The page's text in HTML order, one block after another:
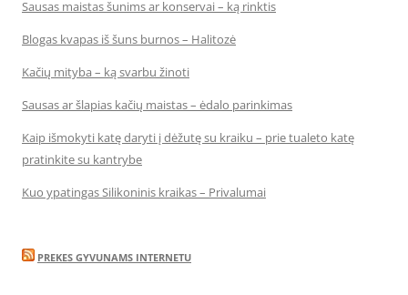
Sausas maistas šunims ar konservai – ką rinktis
Blogas kvapas iš šuns burnos – Halitozė
Kačių mityba – ką svarbu žinoti
Sausas ar šlapias kačių maistas – ėdalo parinkimas
Kaip išmokyti katę daryti į dėžutę su kraiku – prie tualeto katę
pratinkite su kantrybe
Kuo ypatingas Silikoninis kraikas – Privalumai
PREKES GYVUNAMS INTERNETU